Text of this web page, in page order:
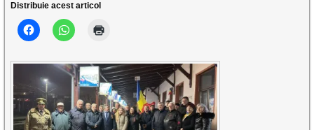
Distribuie acest articol